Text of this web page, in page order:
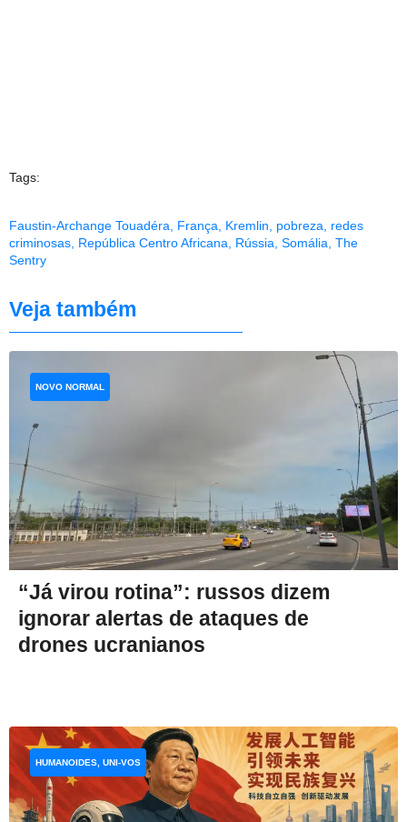
Tags:
Faustin-Archange Touadéra França Kremlin pobreza
redes
criminosas República Centro Africana Rússia Somália The
Sentry
Veja também
“Já virou rotina”: russos dizem
ignorar alertas de ataques de
drones ucranianos
NOVO NORMAL
HUMANOIDES, UNI-VOS